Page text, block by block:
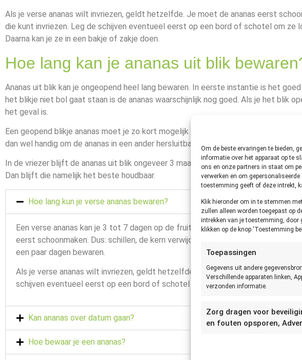
Om de beste ervaringen te bieden,
informatie over het apparaat op te
ons en onze partners in staat om
verwerken en om
toestemming geeft of deze intrekt,
Klik hieronder om in te stemmen
zullen alleen worden toegepast op
intrekken van je toestemming, door
klikken op de knop 'Toestemming
Toepassingen
Gegevens uit andere
Verschillende apparaten linken,
verzonden informatie.
Zorg dragen voor
en fouten opsporen,
Als je verse ananas wilt invriezen, geldt hetzelfde. Je moet de ananas eerst
die kunt invriezen. Leg de schijven eventueel eerst op een bord of schotel om ze
Daarna kan je ze in een bakje of zakje doen.
Hoe lang kan je ananas uit blik
Ananas uit blik kan je ongeopend heel lang bewaren. In eerste instantie is het
het blikje niet bol gaat staan is de ananas waarschijnlijk nog goed. Als je het blik
het geval is.
Een geopend blikje ananas moet je zo kort mogelijk buiten de koelkast bewaren.
dan wel handig om de ananas in een ander hersluitbaar bakje of zakje te doen.
In de vriezer blijft de ananas uit blik ongeveer 3 maanden goed. Ook hier geldt
Dan blijft die namelijk het beste houdbaar.
Hoe lang kun je verse ananas bewaren?
Een verse ananas kan je 3 tot 7 dagen op de fruitschaal bewaren. Als je de
eerst schoonmaken. Dus: schillen, de kern verwijderen en in stukken snijden.
een paar dagen bewaren.
Als je verse ananas wilt invriezen, geldt hetzelfde. Je moet de ananas eerst
schijven eventueel eerst op een bord of schotel om ze los in te vriezen. Daarna
Kan ananas over datum gaan?
Hoe bewaar je een ananas?